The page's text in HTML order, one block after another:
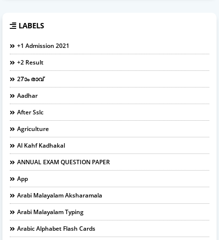
LABELS
+1 Admission 2021
+2 Result
27ാം രാവ്
Aadhar
After Sslc
Agriculture
Al Kahf Kadhakal
ANNUAL EXAM QUESTION PAPER
App
Arabi Malayalam Aksharamala
Arabi Malayalam Typing
Arabic Alphabet Flash Cards